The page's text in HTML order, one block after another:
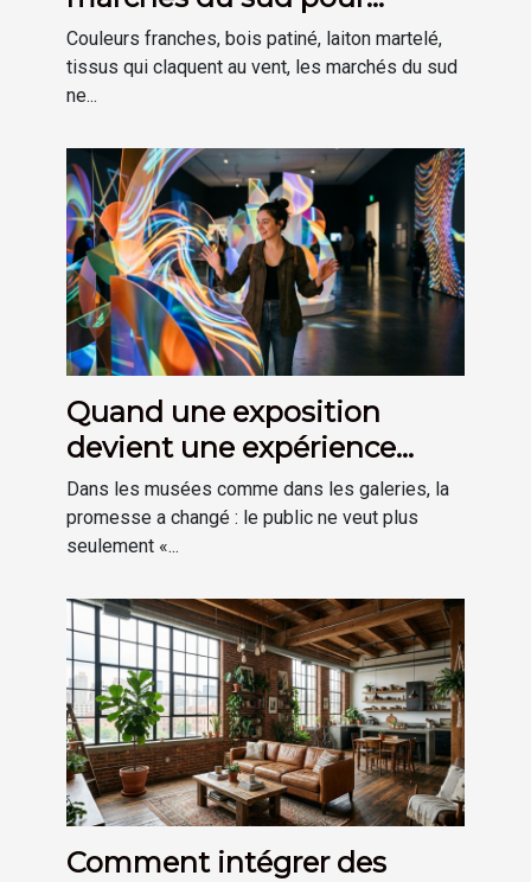
inspirer sa déco
Couleurs franches, bois patiné, laiton martelé,
tissus qui claquent au vent, les marchés du sud
ne...
Quand une exposition
devient une expérience
plutôt qu’une visite
Dans les musées comme dans les galeries, la
promesse a changé : le public ne veut plus
seulement «...
Comment intégrer des